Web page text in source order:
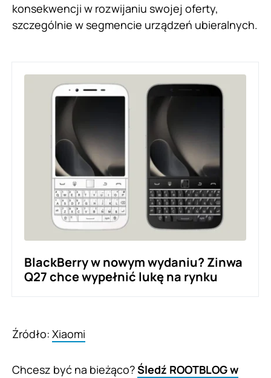
konsekwencji w rozwijaniu swojej oferty,
szczególnie w segmencie urządzeń ubieralnych.
BlackBerry w nowym wydaniu? Zinwa
Q27 chce wypełnić lukę na rynku
Źródło: Xiaomi
Chcesz być na bieżąco?Śledź ROOTBLOG w